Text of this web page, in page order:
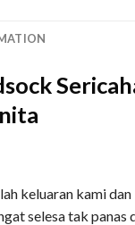
keluaran kami
selesa tak panas